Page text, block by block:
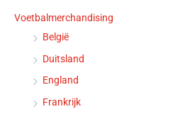
Voetbalmerchandising
België
Duitsland
England
Frankrijk